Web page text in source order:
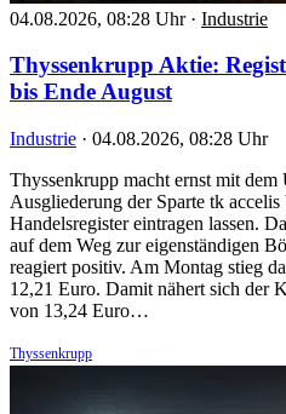
04.08.2026, 08:28 Uhr · Industrie
Thyssenkrupp Aktie:
bis Ende August
Industrie · 04.08.2026, 08:28 Uhr
Thyssenkrupp macht ernst mit
Ausgliederung der Sparte tk
Handelsregister eintragen lassen.
auf dem Weg zur eigenständigen
reagiert positiv. Am Montag stieg
12,21 Euro. Damit nähert sich der
von 13,24 Euro…
Thyssenkrupp